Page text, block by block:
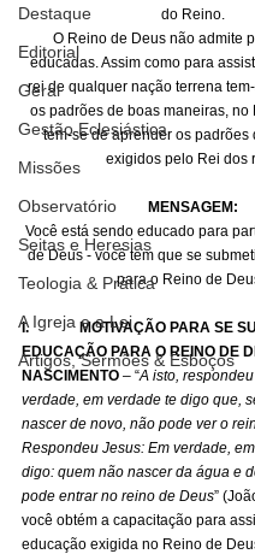
Destaque
Editorial
Geral
Gestão Eclesiástica
Missões
Observatório
Seitas e Heresias
Teologia & Prática
A Igreja e a Lei
Artigos, Sermões & Esboços
do Reino.
O Reino de Deus não admite
educadas. Assim como para
rei de qualquer nação terrena
os padrões de boas maneiras, no
tem-se de aprender os padrões
exigidos pelo Rei dos
MENSAGEM:
Você está sendo educado para
de Deus - você tem que se
para o Reino de
I.              MOTIVAÇÃO PARA SE
EDUCAÇÃO PARA O REINO DE
NASCIMENTO – “A isto,
verdade, em verdade te digo que,
nascer de novo, não pode ver o
Respondeu Jesus: Em verdade,
digo: quem não nascer da água e
pode entrar no reino de Deus”
você obtém a capacitação para
educação exigida no Reino de